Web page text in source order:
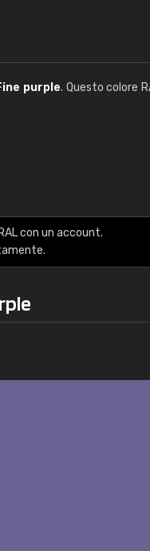
purple. Questo colore
con un account.
RAL K7 a base